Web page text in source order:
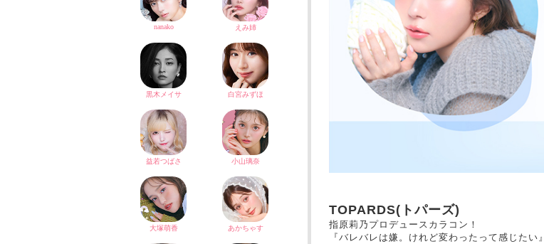
TOPARDS(トパーズ)
指原莉乃プロデュースカラコン！
『バレバレは嫌。けれど変わったって感じたい』